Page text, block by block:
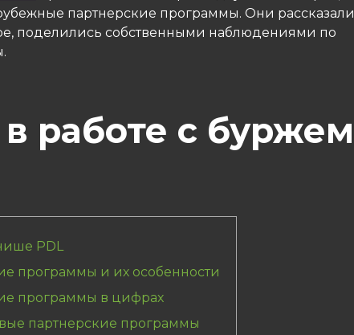
партнерские программы. Они рассказали
поделились собственными наблюдениями по
работе с буржем
PDL
программы и их особенности
программы в цифрах
партнерские программы